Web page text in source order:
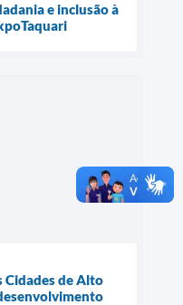
e inclusão à
Cidades de Alto